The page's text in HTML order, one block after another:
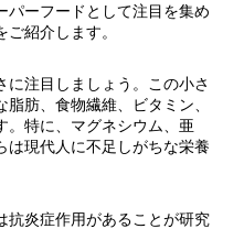
パーフードとして注目を集め
紹介します。
に注目しましょう。この小さ
肪、食物繊維、ビタミン、
。特に、マグネシウム、亜
は現代人に不足しがちな栄養
抗炎症作用があることが研究